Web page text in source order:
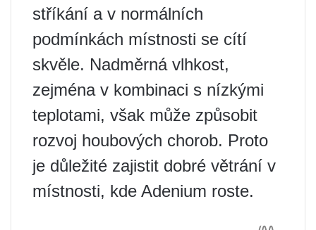
stříkání a v normálních
podmínkách místnosti se cítí
skvěle. Nadměrná vlhkost,
zejména v kombinaci s nízkými
teplotami, však může způsobit
rozvoj houbových chorob. Proto
je důležité zajistit dobré větrání v
místnosti, kde Adenium roste.